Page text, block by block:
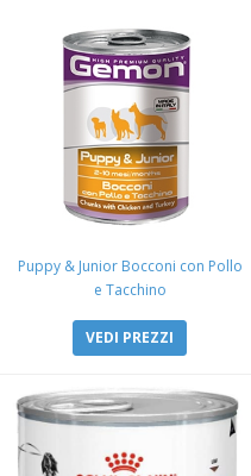
Puppy & Junior Bocconi con Pollo
e Tacchino
VEDI PREZZI